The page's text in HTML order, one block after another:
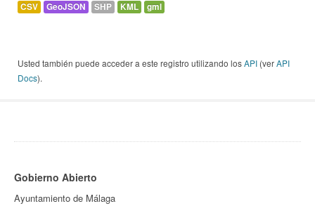
CSV GeoJSON SHP KML gml
Usted también puede acceder a este registro utilizando losAPI (verAPI
Docs).
Gobierno Abierto
Ayuntamiento de Málaga